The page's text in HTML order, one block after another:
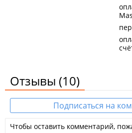
Отзывы (10)
Подписаться на
Чтобы оставить комментарий,